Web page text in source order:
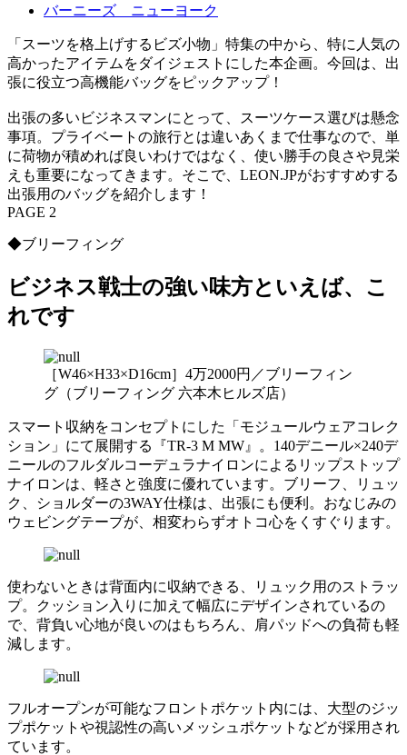
バーニーズ ニューヨーク
「スーツを格上げするビズ小物」特集の中から、特に人気の
高かったアイテムをダイジェストにした本企画。今回は、出
張に役立つ高機能バッグをピックアップ！
出張の多いビジネスマンにとって、スーツケース選びは懸念
事項。プライベートの旅行とは違いあくまで仕事なので、単
に荷物が積めれば良いわけではなく、使い勝手の良さや見栄
えも重要になってきます。そこで、LEON.JPがおすすめする
出張用のバッグを紹介します！
PAGE 2
◆ブリーフィング
ビジネス戦士の強い味方といえば、こ
れです
［W46×H33×D16cm］4万2000円／ブリーフィン
グ（ブリーフィング 六本木ヒルズ店）
スマート収納をコンセプトにした「モジュールウェアコレク
ション」にて展開する『TR-3 M MW』。140デニール×240デ
ニールのフルダルコーデュラナイロンによるリップストップ
ナイロンは、軽さと強度に優れています。ブリーフ、リュッ
ク、ショルダーの3WAY仕様は、出張にも便利。おなじみの
ウェビングテープが、相変わらずオトコ心をくすぐります。
使わないときは背面内に収納できる、リュック用のストラッ
プ。クッション入りに加えて幅広にデザインされているの
で、背負い心地が良いのはもちろん、肩パッドへの負荷も軽
減します。
フルオープンが可能なフロントポケット内には、大型のジッ
プポケットや視認性の高いメッシュポケットなどが採用され
ています。